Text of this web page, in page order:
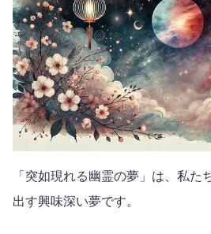
「突如現れる幽霊の夢」は、私た
出す興味深い夢です。